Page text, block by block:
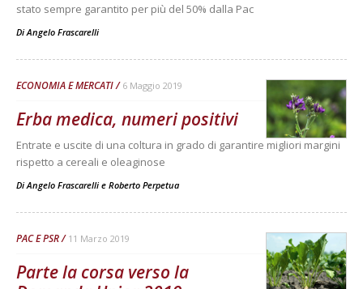
stato sempre garantito per più del 50% dalla Pac
DiAngelo Frascarelli
ECONOMIA E MERCATI 6 Maggio 2019
Erba medica, numeri positivi
Entrate e uscite di una coltura in grado di garantire migliori margini
rispetto a cereali e oleaginose
DiAngelo Frascarelli e Roberto Perpetua
PAC E PSR 11 Marzo 2019
Parte la corsa verso la